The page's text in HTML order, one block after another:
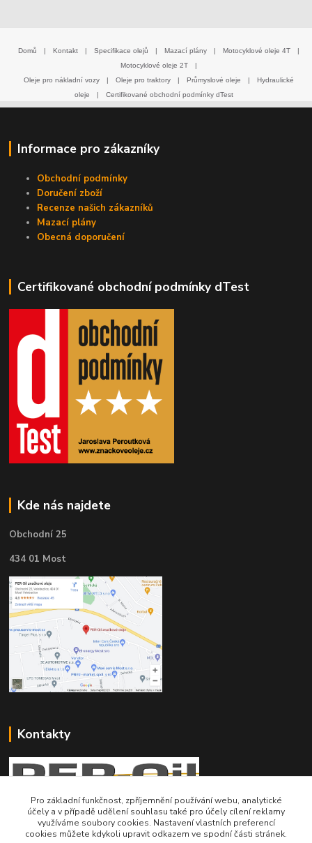
Domů | Kontakt | Specifikace olejů | Mazací plány | Motocyklové oleje 4T
|
Motocyklové oleje 2T
|
Oleje pro nákladní vozy
| Oleje pro traktory | Průmyslové oleje |
Hydraulické
oleje
| Certifikované obchodní podmínky dTest
Informace pro zákazníky
Obchodní podmínky
Doručení zboží
Recenze našich zákazníků
Mazací plány
Obecná doporučení
Certifikované obchodní podmínky dTest
Kde nás najdete
Obchodní 25
434 01 Most
Kontakty
Telefon pro technické dotazy: 775 113 255
Pro základní funkčnost, zpříjemnění používání webu, analytické
účely a v případě udělení souhlasu také pro účely cílení reklamy
využíváme soubory cookies. Nastavení vlastních preferencí
cookies můžete kdykoli upravit odkazem ve spodní části stránek.